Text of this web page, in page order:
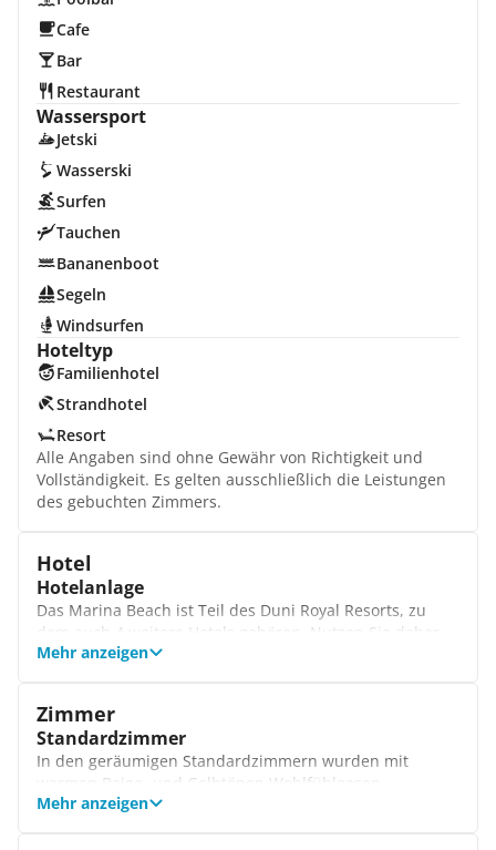
Cafe
Bar
Restaurant
Wassersport
Jetski
Wasserski
Surfen
Tauchen
Bananenboot
Segeln
Windsurfen
Hoteltyp
Familienhotel
Strandhotel
Resort
Alle Angaben sind ohne Gewähr von Richtigkeit und
Vollständigkeit. Es gelten ausschließlich die Leistungen
des gebuchten Zimmers.
Hotel
Hotelanlage
Das Marina Beach ist Teil des Duni Royal Resorts, zu
dem auch 4 weitere Hotels gehören. Nutzen Sie daher
auch die verschiedenen Einrichtungen der anderen
Hier entspannen Sie vollkommen!
Angebote für Kinder
Kindern wird in der Gesamtanlage so einiges geboten:
und -club ist alles dabei. Ihre Sprösslinge freuen sich
Mehr anzeigen
Zimmer
Standardzimmer
In den geräumigen Standardzimmern wurden mit
warmen Beige- und Gelbtönen Wohlfühloasen
geschaffen. Hier relaxen Sie auf Ihrem Balkon oder der
Mehr anzeigen